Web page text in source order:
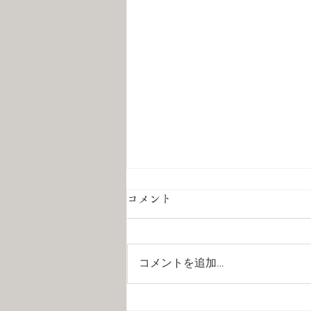
夏季休暇のお知らせ📢
コメント
コメントを追加…